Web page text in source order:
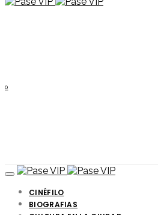
0
CINÉFILO
BIOGRAFIAS